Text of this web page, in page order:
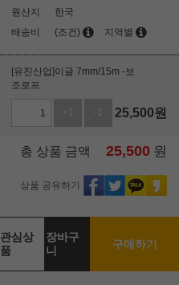
원산지
한국
배송비
(조건) 지역별
[유진산업]이글 7mm/15m -보
조로프
+1 -1 25,500원
총 상품 금액 25,500 원
상품 공유하기
관심상
품
장바구
니
구매하기